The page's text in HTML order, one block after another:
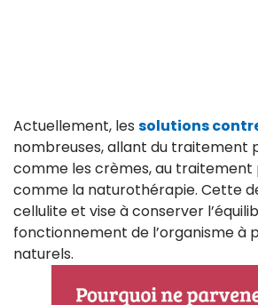
Actuellement, les solutions
nombreuses, allant du traitement
comme les crèmes, au traitement
comme la naturothérapie. Cette
cellulite et vise à conserver
fonctionnement de l’organisme à
naturels.